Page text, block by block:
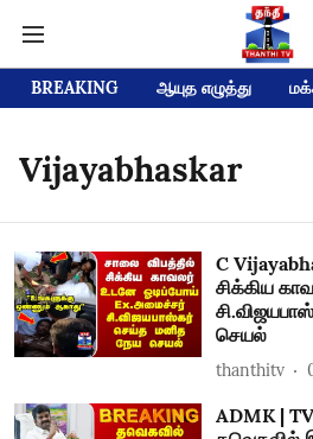
BREAKING ஆயுத எழுத்து
Vijayabhaskar
C
சிக்கிய
செயல்
thanthitv
ADMK |